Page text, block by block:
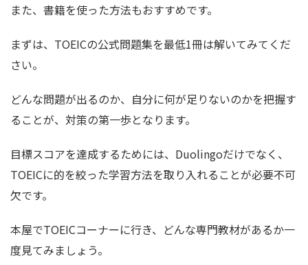
また、書籍を使った方法もおすすめです。
まずは、TOEICの公式問題集を最低1冊は解いてみてくだ
さい。
どんな問題が出るのか、自分に何が足りないのかを把握す
ることが、対策の第一歩となります。
目標スコアを達成するためには、Duolingoだけでなく、
TOEICに的を絞った学習方法を取り入れることが必要不可
欠です。
本屋でTOEICコーナーに行き、どんな専門教材があるか一
度見てみましょう。